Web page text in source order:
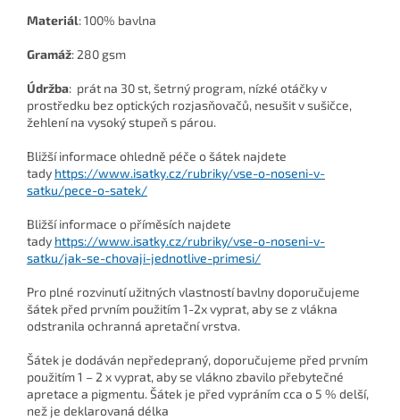
Materiál: 100% bavlna
Gramáž: 280 gsm
Údržba: prát na 30 st, šetrný program, nízké otáčky v
prostředku bez optických rozjasňovačů, nesušit v sušičce,
žehlení na vysoký stupeň s párou.
Bližší informace ohledně péče o šátek najdete
tady https://www.isatky.cz/rubriky/vse-o-noseni-v-
satku/pece-o-satek/
Bližší informace o příměsích najdete
tady https://www.isatky.cz/rubriky/vse-o-noseni-v-
satku/jak-se-chovaji-jednotlive-primesi/
Pro plné rozvinutí užitných vlastností bavlny doporučujeme
šátek před prvním použitím 1-2x vyprat, aby se z vlákna
odstranila ochranná apretační vrstva.
Šátek je dodáván nepředepraný, doporučujeme před prvním
použitím 1 – 2 x vyprat, aby se vlákno zbavilo přebytečné
apretace a pigmentu. Šátek je před vypráním cca o 5 % delší,
než je deklarovaná délka